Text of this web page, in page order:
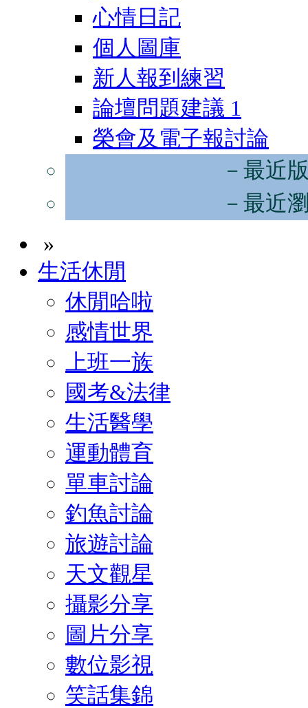
心情日記
個人圖庫
新人報到練習
論壇問題建議 1
榮會及電子報討論
－最近
－最近
»
生活休閒
休閒哈啦
感情世界
上班一族
國考&法律
生活醫學
運動體育
單車討論
釣魚討論
旅遊討論
天文觀星
攝影分享
圖片分享
數位影視
笑話集錦